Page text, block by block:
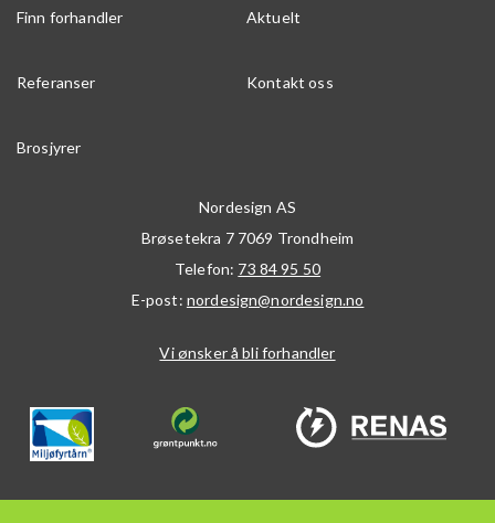
Finn forhandler Aktuelt
Referanser Kontakt oss
Brosjyrer
Nordesign AS
Brøsetekra 7 7069 Trondheim
Telefon: 73 84 95 50
E-post: nordesign@nordesign.no
Vi ønsker å bli forhandler